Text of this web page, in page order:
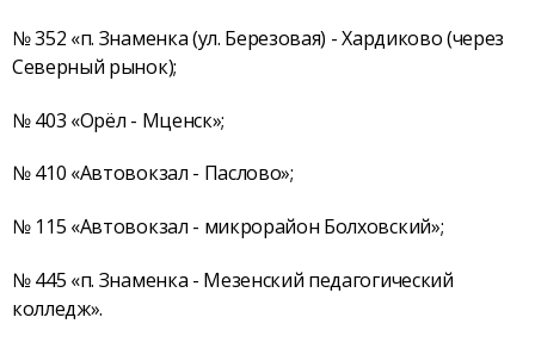
№ 352 «п. Знаменка (ул. Березовая) - Хардиково (через
Северный рынок);
№ 403 «Орёл - Мценск»;
№ 410 «Автовокзал - Паслово»;
№ 115 «Автовокзал - микрорайон Болховский»;
№ 445 «п. Знаменка - Мезенский педагогический
колледж».